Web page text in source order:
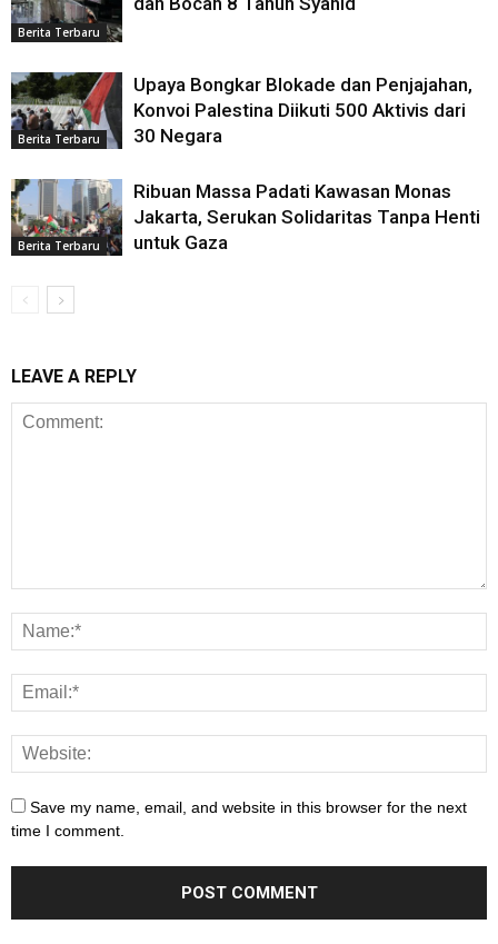
Berita Terbaru
Berita Terbaru
Upaya Bongkar Blokade dan Penjajahan,
Konvoi Palestina Diikuti 500 Aktivis dari
30 Negara
Berita Terbaru
Ribuan Massa Padati Kawasan Monas
Jakarta, Serukan Solidaritas Tanpa Henti
untuk Gaza
LEAVE A REPLY
Save my name, email, and website in this browser for the next
time I comment.